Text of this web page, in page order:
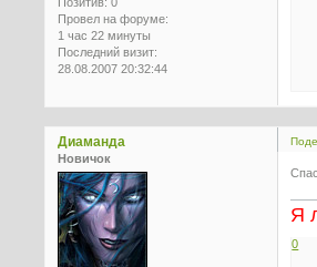
Провел на форуме:
1 час 22 минуты
Последний визит:
28.08.2007 20:32:44
Диаманда
Новичок
Я
0